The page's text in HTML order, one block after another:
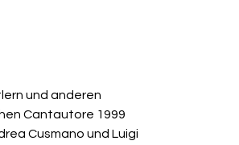
und anderen
Cantautore 1999
Cusmano und Luigi